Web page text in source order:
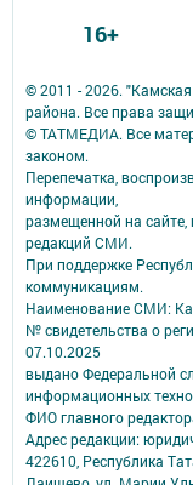
© 2011 - 2026.
района. Все права
© ТАТМЕДИА. Все
законом.
Перепечатка,
информации,
размещенной на сайте,
редакций СМИ.
При поддержке
коммуникациям.
Наименование СМИ:
№ свидетельства о
07.10.2025
выдано Федеральной
информационных
ФИО главного
Адрес редакции:
422610, Республика
16+